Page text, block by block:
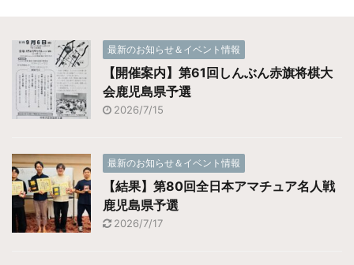
最新のお知らせ＆イベント情報
【開催案内】第61回しんぶん赤旗将棋大
会鹿児島県予選
2026/7/15
最新のお知らせ＆イベント情報
【結果】第80回全日本アマチュア名人戦
鹿児島県予選
2026/7/17